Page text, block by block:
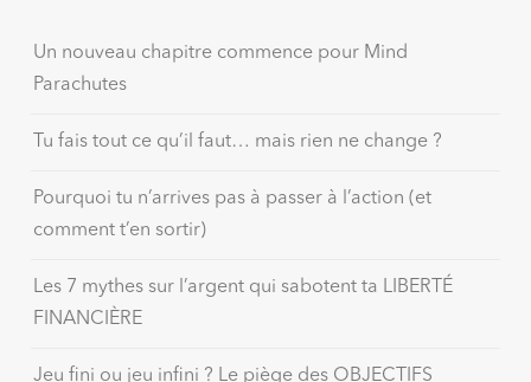
Un nouveau chapitre commence pour Mind
Parachutes
Tu fais tout ce qu’il faut… mais rien ne change ?
Pourquoi tu n’arrives pas à passer à l’action (et
comment t’en sortir)
Les 7 mythes sur l’argent qui sabotent ta LIBERTÉ
FINANCIÈRE
Jeu fini ou jeu infini ? Le piège des OBJECTIFS